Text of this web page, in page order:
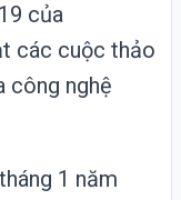
của
các cuộc thảo
công nghệ
1 năm